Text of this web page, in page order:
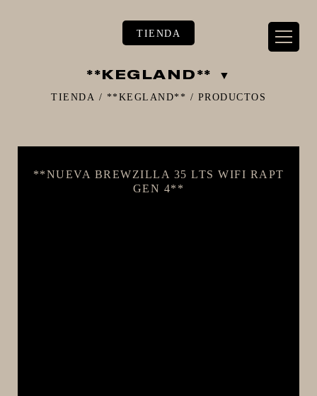
TIENDA
**KEGLAND**
TIENDA / **KEGLAND** / PRODUCTOS
**PIZZA STORE**
**NUEVA BREWZILLA 35 LTS WIFI RAPT
GEN 4**